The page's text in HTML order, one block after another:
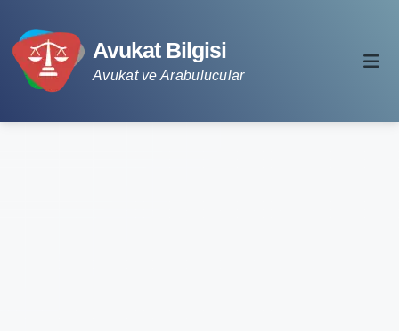
Avukat Bilgisi
Avukat ve Arabulucular